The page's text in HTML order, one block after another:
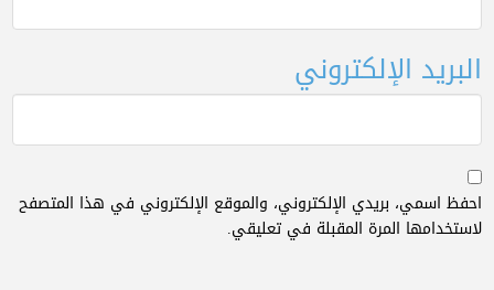
البريد الإلكتروني
احفظ اسمي، بريدي الإلكتروني، والموقع الإلكتروني في هذا المتصفح
لاستخدامها المرة المقبلة في تعليقي.